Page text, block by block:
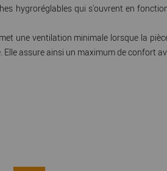
hygroréglables qui s'ouvrent en
une ventilation minimale lorsque la
assure ainsi un maximum de confort